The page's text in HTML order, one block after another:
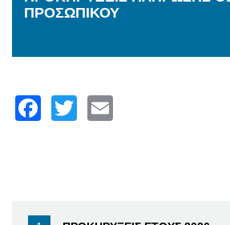
ΠΡΟΣΩΠΙΚΟΥ
Facebook
Twitter